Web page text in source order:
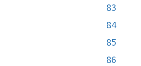
83
84
85
86